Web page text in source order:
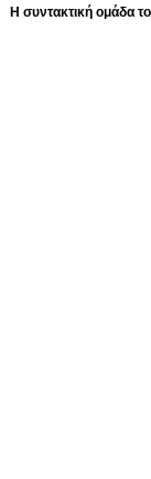
Η συντακτική ομάδα